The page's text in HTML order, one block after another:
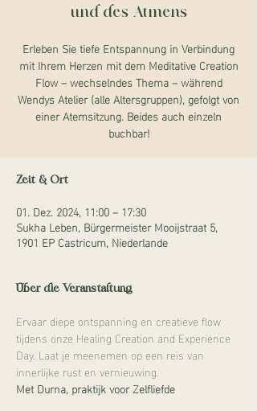
und des Atmens
Erleben Sie tiefe Entspannung in Verbindung
mit Ihrem Herzen mit dem Meditative Creation
Flow – wechselndes Thema – während
Wendys Atelier (alle Altersgruppen), gefolgt von
einer Atemsitzung. Beides auch einzeln
buchbar!
Zeit & Ort
01. Dez. 2024, 11:00 – 17:30
Sukha Leben, Bürgermeister Mooijstraat 5,
1901 EP Castricum, Niederlande
Über die Veranstaltung
Ervaar diepe ontspanning en creatieve flow
tijdens onze Healing Creation and Experience
Day. Laat je meenemen op een reis van
innerlijke rust en vernieuwing.
Met Durna, praktijk voor Zelfliefde